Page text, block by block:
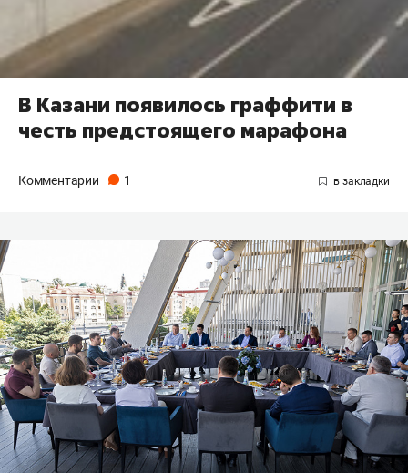
В Казани появилось граффити в
честь предстоящего марафона
Комментарии 1